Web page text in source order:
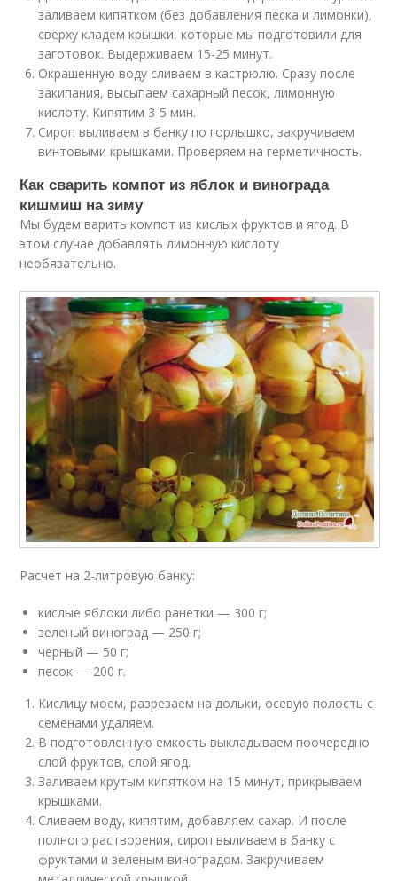
заливаем кипятком (без добавления песка и лимонки),
сверху кладем крышки, которые мы подготовили для
заготовок. Выдерживаем 15-25 минут.
Окрашенную воду сливаем в кастрюлю. Сразу после
закипания, высыпаем сахарный песок, лимонную
кислоту. Кипятим 3-5 мин.
Сироп выливаем в банку по горлышко, закручиваем
винтовыми крышками. Проверяем на герметичность.
Как сварить компот из яблок и винограда
кишмиш на зиму
Мы будем варить компот из кислых фруктов и ягод. В
этом случае добавлять лимонную кислоту
необязательно.
Расчет на 2-литровую банку:
кислые яблоки либо ранетки — 300 г;
зеленый виноград — 250 г;
черный — 50 г;
песок — 200 г.
Кислицу моем, разрезаем на дольки, осевую полость с
семенами удаляем.
В подготовленную емкость выкладываем поочередно
слой фруктов, слой ягод.
Заливаем крутым кипятком на 15 минут, прикрываем
крышками.
Сливаем воду, кипятим, добавляем сахар. И после
полного растворения, сироп выливаем в банку с
фруктами и зеленым виноградом. Закручиваем